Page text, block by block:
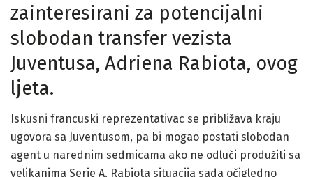
zainteresirani za potencijalni
slobodan transfer vezista
Juventusa, Adriena Rabiota, ovog
ljeta.
Iskusni francuski reprezentativac se približava kraju
ugovora sa Juventusom, pa bi mogao postati slobodan
agent u narednim sedmicama ako ne odluči produžiti sa
velikanima Serie A. Rabiota situacija sada očigledno